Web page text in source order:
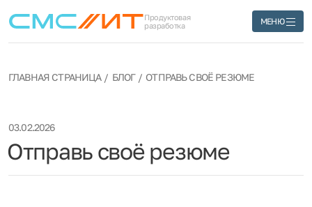
Продуктовая
разработка
МЕНЮ
ГЛАВНАЯ СТРАНИЦА БЛОГ ОТПРАВЬ СВОЁ РЕЗЮМЕ
Отправь своё резюме
03.02.2026